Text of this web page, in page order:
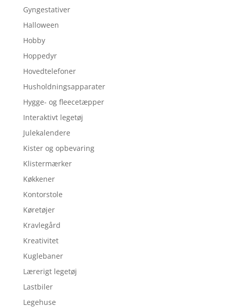
Gyngestativer
Halloween
Hobby
Hoppedyr
Hovedtelefoner
Husholdningsapparater
Hygge- og fleecetæpper
Interaktivt legetøj
Julekalendere
Kister og opbevaring
Klistermærker
Køkkener
Kontorstole
Køretøjer
Kravlegård
Kreativitet
Kuglebaner
Lærerigt legetøj
Lastbiler
Legehuse